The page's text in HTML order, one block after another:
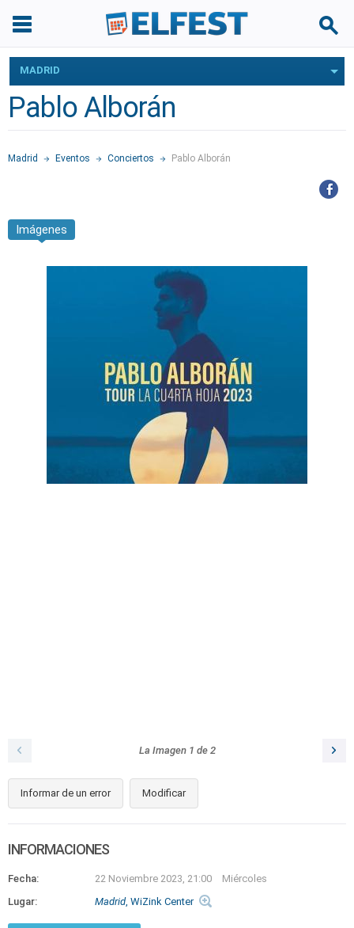
MADRID
Pablo Alborán
Madrid Eventos Conciertos Pablo Alborán
Imágenes
La Imagen 1 de 2
Informar de un error Modificar
INFORMACIONES
Fecha: 22 Noviembre 2023, 21:00
Miércoles
Lugar:
Madrid, WiZink Center